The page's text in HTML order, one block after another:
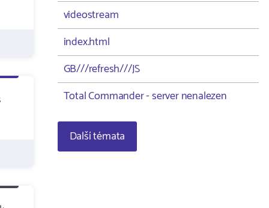
videostream
index.html
GB///refresh///JS
Total Commander - server nenalezen
Další témata